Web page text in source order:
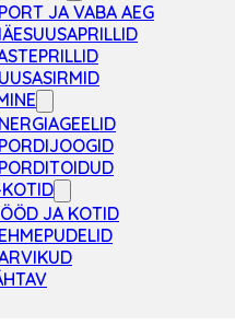
JA VABA AEG
JA KOTID